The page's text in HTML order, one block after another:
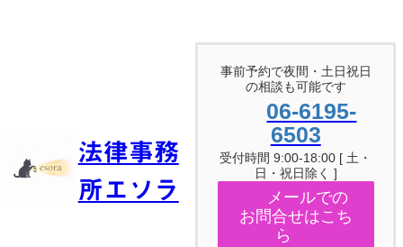
法律事務
所エソラ
事前予約で夜間・土日祝日
の相談も可能です
06-6195-
6503
受付時間 9:00-18:00 [ 土・
日・祝日除く ]
メールでの
お問合せはこち
ら